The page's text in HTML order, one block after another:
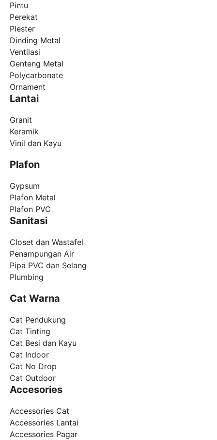
Pintu
Perekat
Plester
Dinding Metal
Ventilasi
Genteng Metal
Polycarbonate
Ornament
Lantai
Granit
Keramik
Vinil dan Kayu
Plafon
Gypsum
Plafon Metal
Plafon PVC
Sanitasi
Closet dan Wastafel
Penampungan Air
Pipa PVC dan Selang
Plumbing
Cat Warna
Cat Pendukung
Cat Tinting
Cat Besi dan Kayu
Cat Indoor
Cat No Drop
Cat Outdoor
Accesories
Accessories Cat
Accessories Lantai
Accessories Pagar